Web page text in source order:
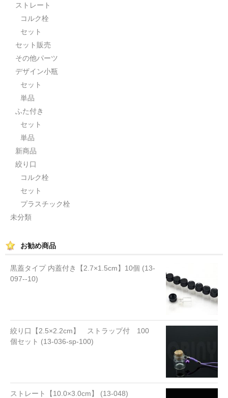
セット
アウトレット
お問い合わせ
ストレート
コルク栓
セット
セット販売
その他パーツ
デザイン小瓶
セット
単品
ふた付き
セット
単品
新商品
絞り口
コルク栓
セット
プラスチック栓
未分類
お勧め商品
黒蓋タイプ 内蓋付き【2.7×1.5cm】10個 (13-
097--10)
絞り口【2.5×2.2cm】 ストラップ付 100
個セット (13-036-sp-100)
ストレート【10.0×3.0cm】 (13-048)